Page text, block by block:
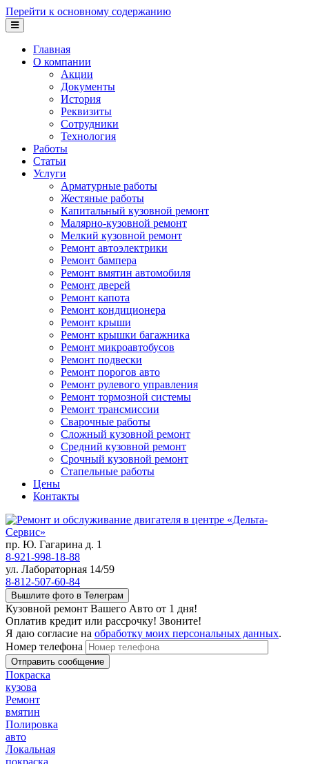
Перейти к основному содержанию
Главная
О компании
Акции
Документы
История
Реквизиты
Сотрудники
Технология
Работы
Статьи
Услуги
Арматурные работы
Жестяные работы
Капитальный кузовной ремонт
Малярно-кузовной ремонт
Мелкий кузовной ремонт
Ремонт автоэлектрики
Ремонт бампера
Ремонт вмятин автомобиля
Ремонт дверей
Ремонт капота
Ремонт кондиционера
Ремонт крыши
Ремонт крышки багажника
Ремонт микроавтобусов
Ремонт подвески
Ремонт порогов авто
Ремонт рулевого управления
Ремонт тормозной системы
Ремонт трансмиссии
Сварочные работы
Сложный кузовной ремонт
Средний кузовной ремонт
Срочный кузовной ремонт
Стапельные работы
Цены
Контакты
пр. Ю. Гагарина д. 1
8-921-998-18-88
ул. Лабораторная 14/59
8-812-507-60-84
Вышлите фото в Телеграм
Кузовной ремонт Вашего Авто от 1 дня!
Оплатив кредит или рассрочку! Звоните!
Я даю согласие на обработку моих персональных данных.
Номер телефона
Покраска
кузова
Ремонт
вмятин
Полировка
авто
Локальная
покраска